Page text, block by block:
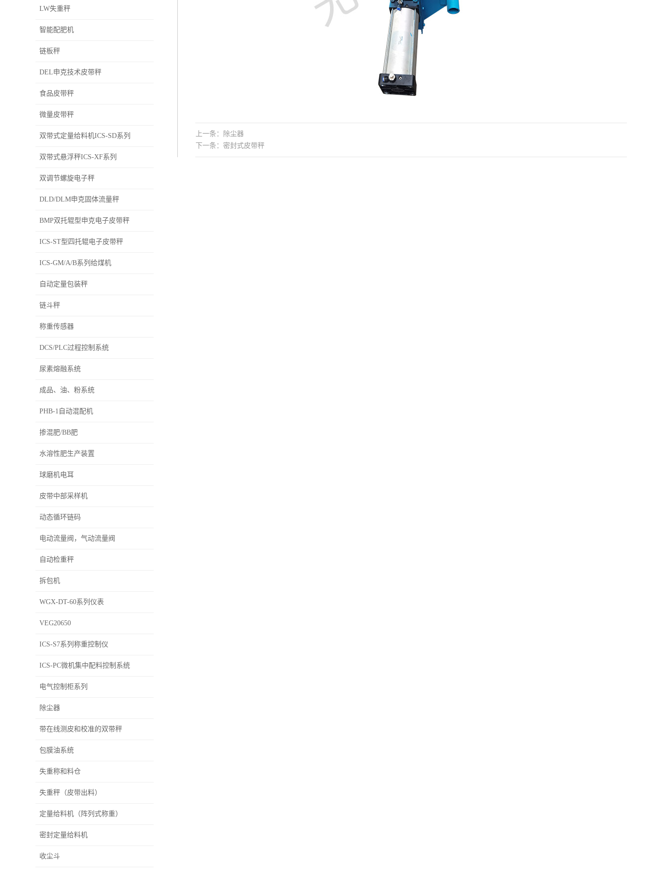
LW失重秤
智能配肥机
链板秤
DEL申克技术皮带秤
食品皮带秤
微量皮带秤
双带式定量给料机ICS-SD系列
双带式悬浮秤ICS-XF系列
双调节螺旋电子秤
DLD/DLM申克固体流量秤
BMP双托辊型申克电子皮带秤
ICS-ST型四托辊电子皮带秤
ICS-GM/A/B系列给煤机
自动定量包装秤
链斗秤
称重传感器
DCS/PLC过程控制系统
尿素熔融系统
成品、油、粉系统
PHB-1自动混配机
掺混肥/BB肥
水溶性肥生产装置
球磨机电耳
皮带中部采样机
动态循环链码
电动流量阀，气动流量阀
自动检重秤
拆包机
WGX-DT-60系列仪表
VEG20650
ICS-S7系列称重控制仪
ICS-PC微机集中配料控制系统
电气控制柜系列
除尘器
带在线测皮和校准的双带秤
包膜油系统
失重称和料仓
失重秤（皮带出料）
定量给料机（阵列式称重）
密封定量给料机
收尘斗
上一条：除尘器
下一条：密封式皮带秤